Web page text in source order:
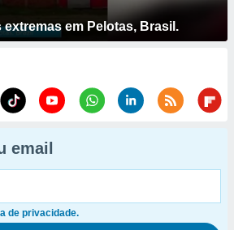
em Pelotas, Brasil.
email
de privacidade.